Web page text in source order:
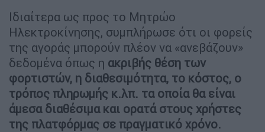
Ιδιαίτερα ως προς το Μητρώο
Ηλεκτροκίνησης, συμπλήρωσε ότι οι φορείς
της αγοράς μπορούν πλέον να «ανεβάζουν»
δεδομένα όπως η ακριβής θέση των
φορτιστών, η διαθεσιμότητα, το κόστος, ο
τρόπος πληρωμής κ.λπ. τα οποία θα είναι
άμεσα διαθέσιμα και ορατά στους χρήστες
της πλατφόρμας σε πραγματικό χρόνο.